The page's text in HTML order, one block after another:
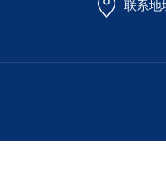
联系地